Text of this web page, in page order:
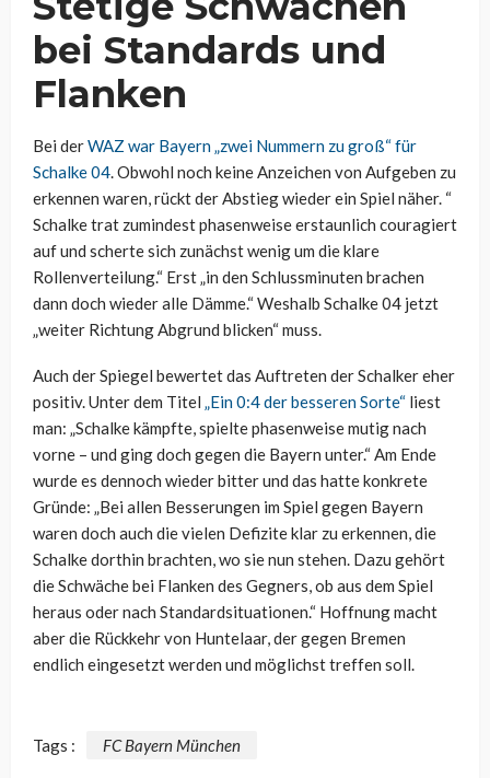
bei Standards und
Flanken
Bei derWAZ war Bayern „zwei Nummern zu groß“ für
Schalke 04. Obwohl noch keine Anzeichen von Aufgeben zu
erkennen waren, rückt der Abstieg wieder ein Spiel näher. “
Schalke trat zumindest phasenweise erstaunlich couragiert
auf und scherte sich zunächst wenig um die klare
Rollenverteilung.“ Erst „in den Schlussminuten brachen
dann doch wieder alle Dämme.“ Weshalb Schalke 04 jetzt
„weiter Richtung Abgrund blicken“ muss.
Auch der Spiegel bewertet das Auftreten der Schalker eher
positiv. Unter dem Titel „Ein 0:4 der besseren Sorte“ liest
man: „Schalke kämpfte, spielte phasenweise mutig nach
vorne – und ging doch gegen die Bayern unter.“ Am Ende
wurde es dennoch wieder bitter und das hatte konkrete
Gründe: „Bei allen Besserungen im Spiel gegen Bayern
waren doch auch die vielen Defizite klar zu erkennen, die
Schalke dorthin brachten, wo sie nun stehen. Dazu gehört
die Schwäche bei Flanken des Gegners, ob aus dem Spiel
heraus oder nach Standardsituationen.“ Hoffnung macht
aber die Rückkehr von Huntelaar, der gegen Bremen
endlich eingesetzt werden und möglichst treffen soll.
Tags : FC Bayern München